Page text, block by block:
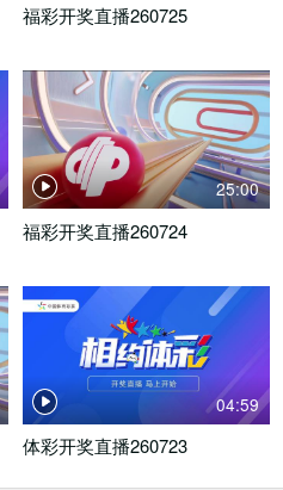
福彩开奖直播260725
25:00
福彩开奖直播260724
04:59
体彩开奖直播260723